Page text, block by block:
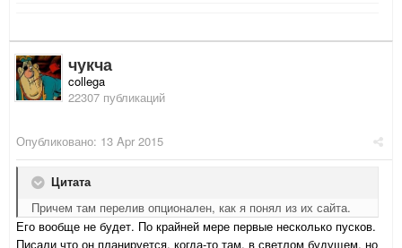
чукча
collega
22307 публикаций
Опубликовано: 13 Apr 2015
Цитата
Причем там перелив опционален, как я понял из их сайта.
Его вообще не будет. По крайней мере первые несколько пусков.
Писали что он планируется, когда-то там, в светлом будущем, но